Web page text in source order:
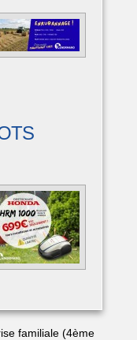
familiale (4ème